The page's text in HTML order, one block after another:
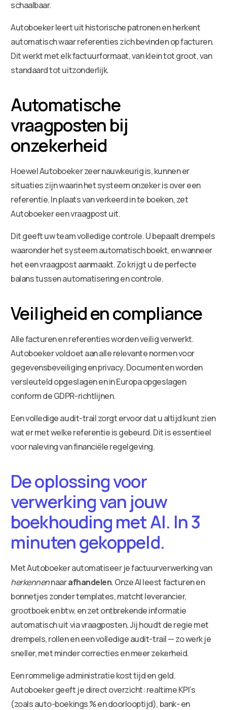
schaalbaar.
Autoboeker leert uit historische patronen en herkent
automatisch waar referenties zich bevinden op facturen.
Dit werkt met elk factuurformaat, van klein tot groot, van
standaard tot uitzonderlijk.
Automatische
vraagposten bij
onzekerheid
Hoewel Autoboeker zeer nauwkeurig is, kunnen er
situaties zijn waarin het systeem onzeker is over een
referentie. In plaats van verkeerd in te boeken, zet
Autoboeker een vraagpost uit.
Dit geeft uw team volledige controle. U bepaalt drempels
waaronder het systeem automatisch boekt, en wanneer
het een vraagpost aanmaakt. Zo krijgt u de perfecte
balans tussen automatisering en controle.
Veiligheid en compliance
Alle facturen en referenties worden veilig verwerkt.
Autoboeker voldoet aan alle relevante normen voor
gegevensbeveiliging en privacy. Documenten worden
versleuteld opgeslagen en in Europa opgeslagen
conform de GDPR-richtlijnen.
Een volledige audit-trail zorgt ervoor dat u altijd kunt zien
wat er met welke referentie is gebeurd. Dit is essentieel
voor naleving van financiële regelgeving.
De oplossing voor
verwerking van jouw
boekhouding met AI. In 3
minuten gekoppeld.
Met Autoboeker automatiseer je factuurverwerking van
herkennennaarafhandelen. Onze AI leest facturen en
bonnetjes zonder templates, matcht leverancier,
grootboek en btw, en zet ontbrekende informatie
automatisch uit via vraagposten. Jij houdt de regie met
drempels, rollen en een volledige audit-trail — zo werk je
sneller, met minder correcties en meer zekerheid.
Een rommelige administratie kost tijd en geld.
Autoboeker geeft je direct overzicht: realtime KPI’s
(zoals auto-boekings % en doorlooptijd), bank- en